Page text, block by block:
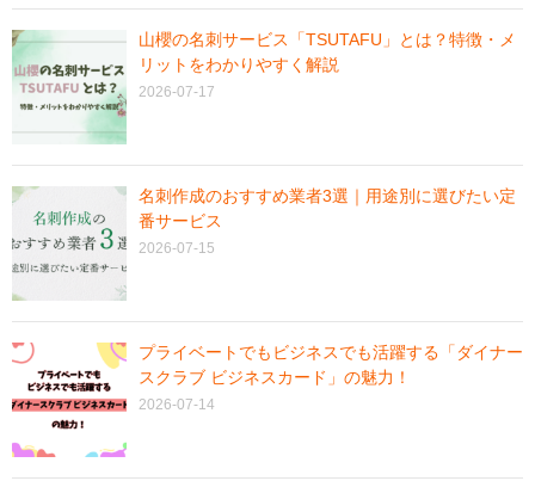
山櫻の名刺サービス「TSUTAFU」とは？特徴・メ
リットをわかりやすく解説
2026-07-17
名刺作成のおすすめ業者3選｜用途別に選びたい定
番サービス
2026-07-15
プライベートでもビジネスでも活躍する「ダイナー
スクラブ ビジネスカード」の魅力！
2026-07-14